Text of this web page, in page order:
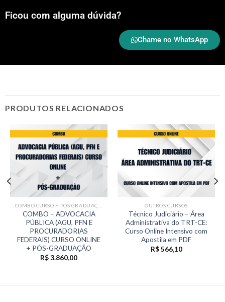
Ficou com alguma dúvida?
Chame no WhatsApp
PRODUTOS RELACIONADOS
COMBO CURSO + PÓS GRADUAÇÃO
COMBO – ADVOCACIA
PÚBLICA (AGU, PFN E
PROCURADORIAS
FEDERAIS) CURSO ONLINE
+ PÓS-GRADUAÇÃO
R$3.860,00
OUTROS CURSOS
Técnico Judiciário – Área
Administrativa do TRT-CE:
Curso Online Intensivo com
Apostila em PDF
R$566,10